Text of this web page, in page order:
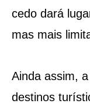
cedo dará
mas mais
Ainda assim,
destinos